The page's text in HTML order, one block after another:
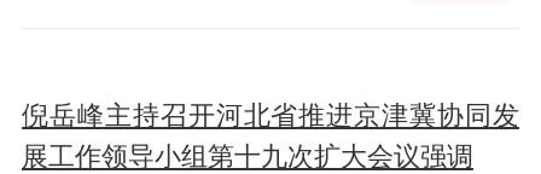
倪岳峰主持召开河北省推进京津冀协同发
展工作领导小组第十九次扩大会议强调